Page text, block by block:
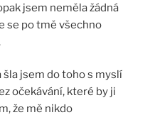
jsem neměla žádná
se po tmě všechno
šla jsem do toho s myslí
očekávání, které by ji
že mě nikdo